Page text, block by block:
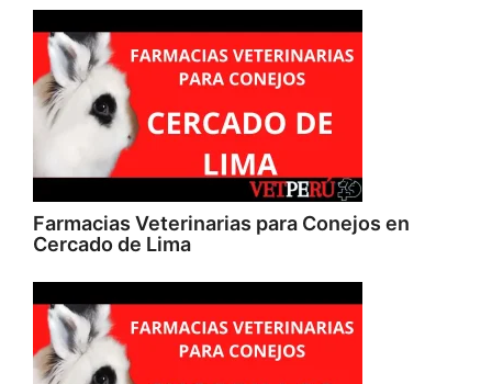
Farmacias Veterinarias para Conejos en
Cercado de Lima